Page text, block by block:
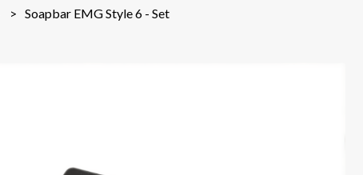
Soapbar EMG Style 6 - Set